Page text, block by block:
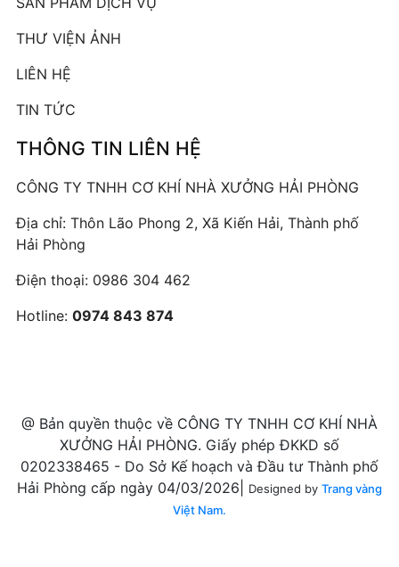
THƯ VIỆN ẢNH
LIÊN HỆ
TIN TỨC
THÔNG TIN LIÊN HỆ
CÔNG TY TNHH CƠ KHÍ NHÀ XƯỞNG HẢI PHÒNG
Địa chỉ: Thôn Lão Phong 2, Xã Kiến Hải, Thành phố
Hải Phòng
Điện thoại: 0986 304 462
Hotline: 0974 843 874
@ Bản quyền thuộc về CÔNG TY TNHH CƠ KHÍ NHÀ
XƯỞNG HẢI PHÒNG. Giấy phép ĐKKD số
0202338465 - Do Sở Kế hoạch và Đầu tư Thành phố
Hải Phòng cấp ngày 04/03/2026|
Designed by Trang vàng
Việt Nam.